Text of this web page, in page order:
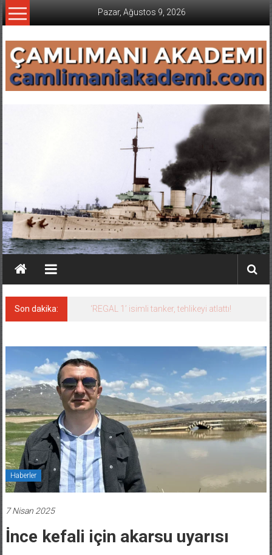
İçeriğe
geç
Pazar, Ağustos 9, 2026
Son dakika: ‘REGAL 1’ isimli tanker, tehlikeyi atlattı!
Haberler
7 Nisan 2025
İnce kefali için akarsu uyarısı